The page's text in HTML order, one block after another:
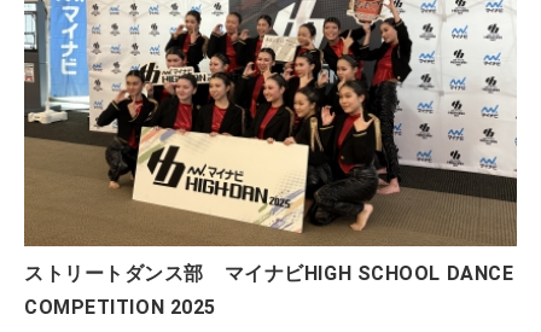
ストリートダンス部 マイナビHIGH SCHOOL DANCE
COMPETITION 2025